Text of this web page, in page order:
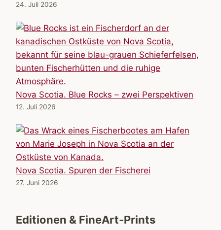
24. Juli 2026
Nova Scotia. Blue Rocks – zwei Perspektiven
12. Juli 2026
Nova Scotia. Spuren der Fischerei
27. Juni 2026
Editionen & FineArt-Prints